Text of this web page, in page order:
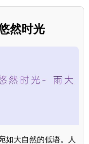
然时光
如大自然的低语。人